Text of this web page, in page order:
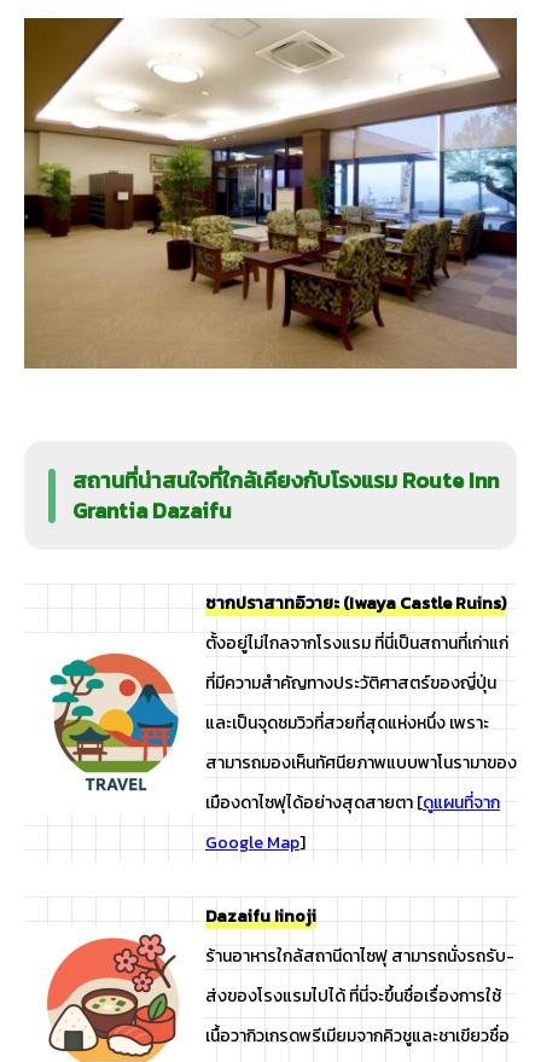
สถานที่น่าสนใจที่ใกล้เคียงกับโรงแรม Route Inn
Grantia Dazaifu
ซากปราสาทอิวายะ (Iwaya Castle Ruins)
ตั้งอยู่ไม่ไกลจากโรงแรม ที่นี่เป็นสถานที่เก่าแก่
ที่มีความสำคัญทางประวัติศาสตร์ของญี่ปุ่น
และเป็นจุดชมวิวที่สวยที่สุดแห่งหนึ่ง เพราะ
สามารถมองเห็นทัศนียภาพแบบพาโนรามาของ
เมืองดาไซฟุได้อย่างสุดสายตา [ดูแผนที่จาก
Google Map]
Dazaifu Iinoji
ร้านอาหารใกล้สถานีดาไซฟุ สามารถนั่งรถรับ-
ส่งของโรงแรมไปได้ ที่นี่จะขึ้นชื่อเรื่องการใช้
เนื้อวากิวเกรดพรีเมียมจากคิวชูและชาเขียวชื่อ